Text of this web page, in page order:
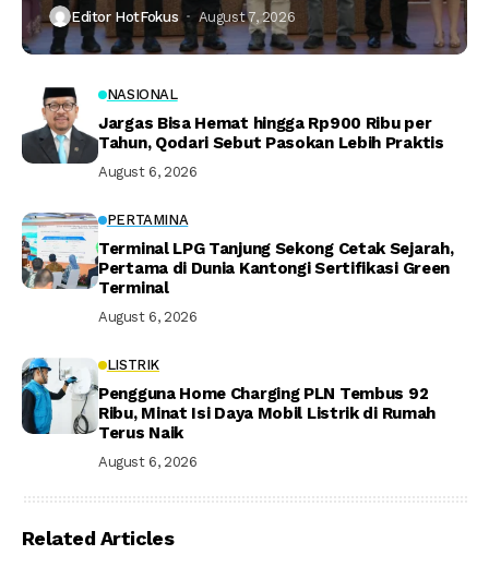
Editor HotFokus August 7, 2026
NASIONAL
Jargas Bisa Hemat hingga Rp900 Ribu per
Tahun, Qodari Sebut Pasokan Lebih Praktis
August 6, 2026
PERTAMINA
Terminal LPG Tanjung Sekong Cetak Sejarah,
Pertama di Dunia Kantongi Sertifikasi Green
Terminal
August 6, 2026
LISTRIK
Pengguna Home Charging PLN Tembus 92
Ribu, Minat Isi Daya Mobil Listrik di Rumah
Terus Naik
August 6, 2026
Related Articles